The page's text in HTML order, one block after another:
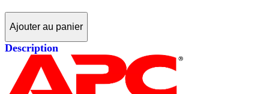
Ajouter au panier
Description